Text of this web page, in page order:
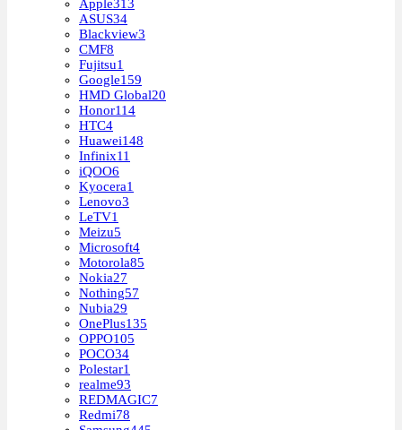
Apple313
ASUS34
Blackview3
CMF8
Fujitsu1
Google159
HMD Global20
Honor114
HTC4
Huawei148
Infinix11
iQOO6
Kyocera1
Lenovo3
LeTV1
Meizu5
Microsoft4
Motorola85
Nokia27
Nothing57
Nubia29
OnePlus135
OPPO105
POCO34
Polestar1
realme93
REDMAGIC7
Redmi78